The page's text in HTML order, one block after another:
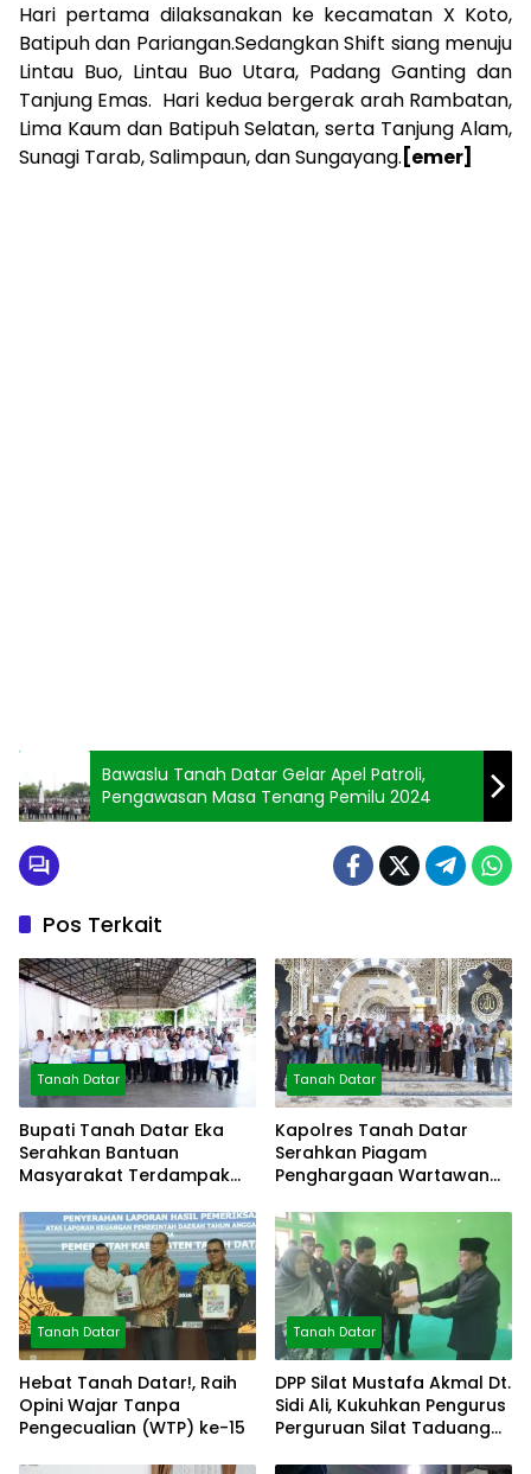
Hari pertama dilaksanakan ke kecamatan X Koto,
Batipuh dan Pariangan.Sedangkan Shift siang menuju
Lintau Buo, Lintau Buo Utara, Padang Ganting dan
Tanjung Emas. Hari kedua bergerak arah Rambatan,
Lima Kaum dan Batipuh Selatan, serta Tanjung Alam,
Sunagi Tarab, Salimpaun, dan Sungayang. [emer]
Bawaslu Tanah Datar Gelar Apel Patroli,
Pengawasan Masa Tenang Pemilu 2024
Pos Terkait
Tanah Datar
Bupati Tanah Datar Eka
Serahkan Bantuan
Masyarakat Terdampak
Tanah Datar
Kapolres Tanah Datar
Serahkan Piagam
Penghargaan Wartawan
Tanah Datar
Hebat Tanah Datar!, Raih
Opini Wajar Tanpa
Pengecualian (WTP) ke-15
Tanah Datar
DPP Silat Mustafa Akmal Dt.
Sidi Ali, Kukuhkan Pengurus
Perguruan Silat Taduang